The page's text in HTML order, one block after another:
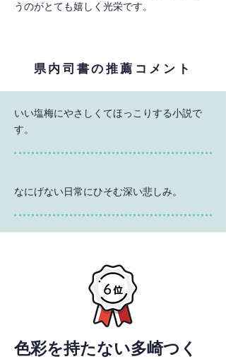
うのがとても嬉しく光栄です。
県内司書の推薦コメント
いい塩梅にやさしくてほっこりする小説で
す。
なにげない日常にひそむ深い悲しみ。
色彩を持たない多崎つく